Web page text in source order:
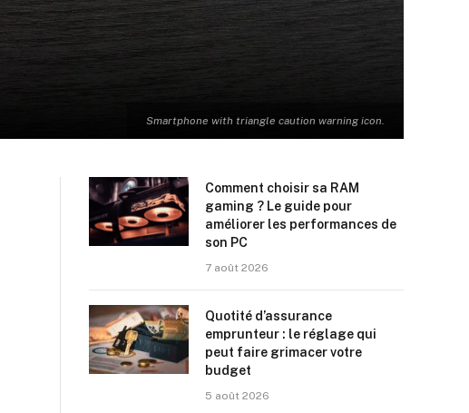
Smartphone with triangle caution warning icon.
Comment choisir sa RAM
gaming ? Le guide pour
améliorer les performances de
son PC
7 août 2026
Quotité d’assurance
emprunteur : le réglage qui
peut faire grimacer votre
budget
5 août 2026